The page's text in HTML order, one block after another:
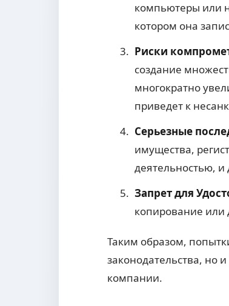
компьютеры или
котором она
Риски
создание
многократно
приведет к
Серьезные
имущества,
деятельностью,
Запрет для
копирование или
Таким образом,
законодательства, но
компании.